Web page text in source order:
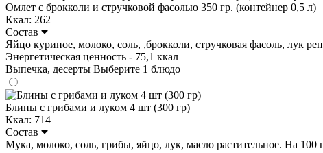
Омлет с брокколи и стручковой фасолью 350 гр. (контейнер 0,5 л)
Ккал: 262
Состав
Яйцо куриное, молоко, соль, ,брокколи, стручковая фасоль, лук
Энергетическая ценность - 75,1 ккал
Выпечка, десерты Выберите 1 блюдо
Блины с грибами и луком 4 шт (300 гр)
Ккал: 714
Состав
Мука, молоко, соль, грибы, яйцо, лук, масло растительное. На 100